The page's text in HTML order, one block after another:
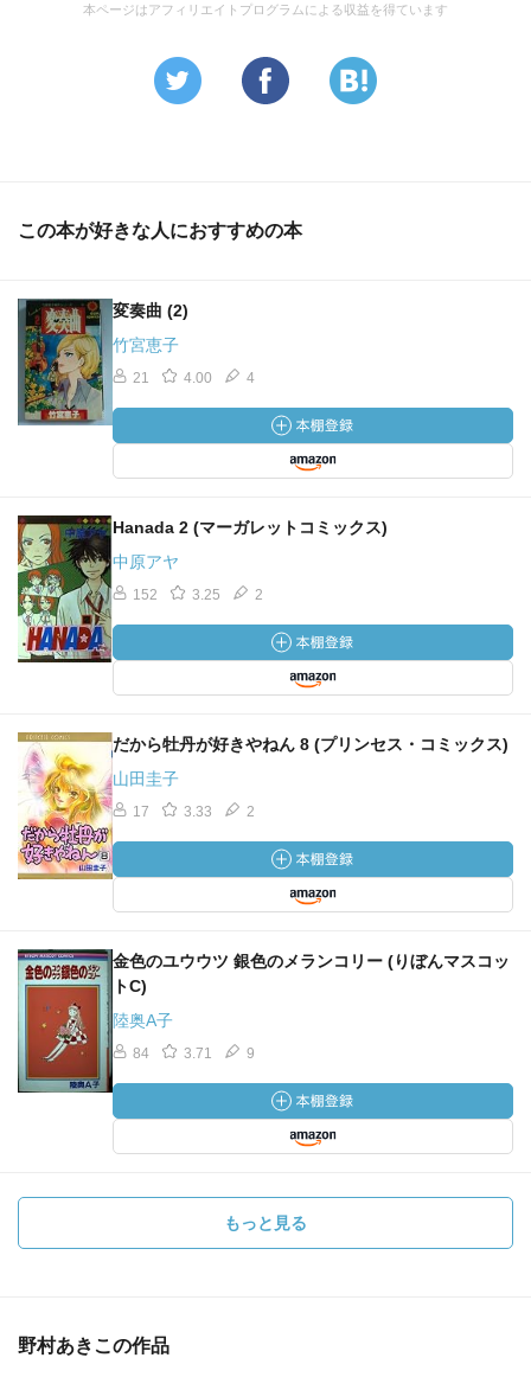
本ページはアフィリエイトプログラムによる収益を得ています
この本が好きな人におすすめの本
変奏曲 (2)
竹宮恵子
21 4.00 4
Hanada 2 (マーガレットコミックス)
中原アヤ
152 3.25 2
だから牡丹が好きやねん 8 (プリンセス・コミックス)
山田圭子
17 3.33 2
金色のユウウツ 銀色のメランコリー (りぼんマスコッ
トC)
陸奥A子
84 3.71 9
もっと見る
野村あきこの作品